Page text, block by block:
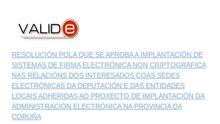
RESOLUCIÓN POLA QUE SE APROBA A IMPLANTACIÓN DE
SISTEMAS DE FIRMA ELECTRÓNICA NON CRIPTOGRÁFICA
NAS RELACIÓNS DOS INTERESADOS COAS SEDES
ELECTRÓNICAS DA DEPUTACIÓN E DAS ENTIDADES
LOCAIS ADHERIDAS AO PROXECTO DE IMPLANTACIÓN DA
ADMINISTRACIÓN ELECTRÓNICA NA PROVINCIA DA
CORUÑA